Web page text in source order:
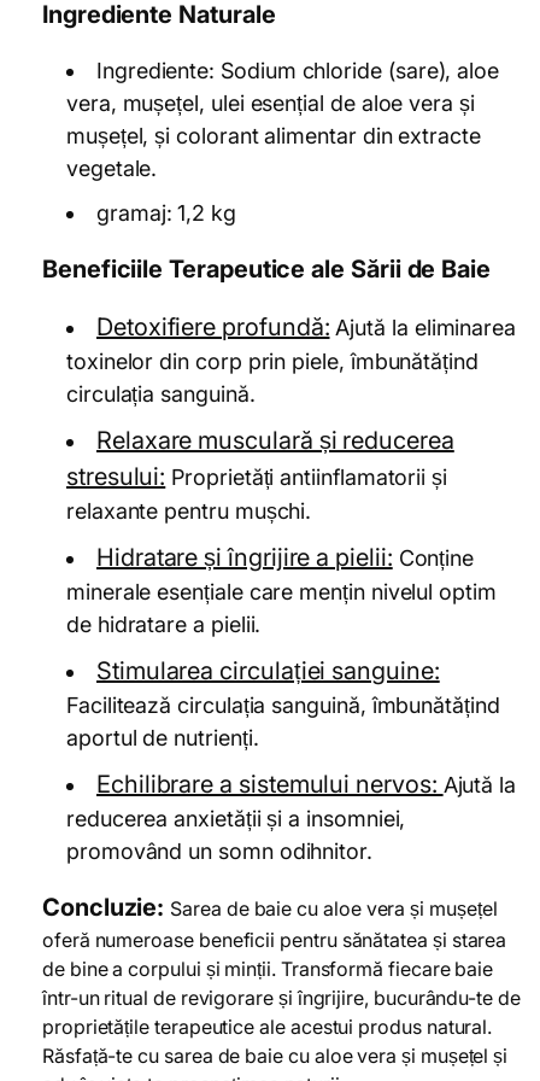
Ingrediente Naturale
Ingrediente: Sodium chloride (sare), aloe
vera, mușețel, ulei esențial de aloe vera și
mușețel, și colorant alimentar din extracte
vegetale.
gramaj: 1,2 kg
Beneficiile Terapeutice ale Sării de Baie
Detoxifiere profundă: Ajută la eliminarea
toxinelor din corp prin piele, îmbunătățind
circulația sanguină.
Relaxare musculară și reducerea
stresului: Proprietăți antiinflamatorii și
relaxante pentru mușchi.
Hidratare și îngrijire a pielii: Conține
minerale esențiale care mențin nivelul optim
de hidratare a pielii.
Stimularea circulației sanguine:
Facilitează circulația sanguină, îmbunătățind
aportul de nutrienți.
Echilibrare a sistemului nervos: Ajută la
reducerea anxietății și a insomniei,
promovând un somn odihnitor.
Concluzie: Sarea de baie cu aloe vera și mușețel
oferă numeroase beneficii pentru sănătatea și starea
de bine a corpului și minții. Transformă fiecare baie
într-un ritual de revigorare și îngrijire, bucurându-te de
proprietățile terapeutice ale acestui produs natural.
Răsfață-te cu sarea de baie cu aloe vera și mușețel și